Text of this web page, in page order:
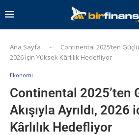
Ana Sayfa -
Continental 2025’ten Güçlü
2026 için Yüksek Kârlılık Hedefliyor
Ekonomi
Continental 2025’ten
Akışıyla Ayrıldı,
Kârlılık Hedefliyor